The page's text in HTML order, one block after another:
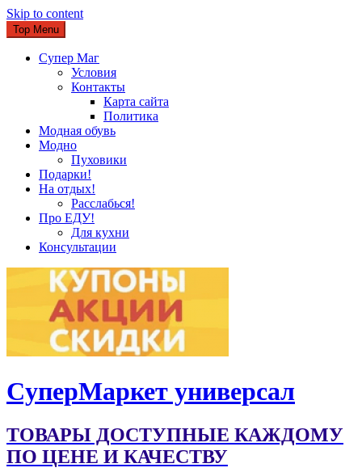
Skip to content
Top Menu
Супер Маг
Условия
Контакты
Карта сайта
Политика
Модная обувь
Модно
Пуховики
Подарки!
На отдых!
Расслабься!
Про ЕДУ!
Для кухни
Консультации
CуперМаркет универсал
ТОВАРЫ ДОСТУПНЫЕ КАЖДОМУ
ПО ЦЕНЕ И КАЧЕСТВУ